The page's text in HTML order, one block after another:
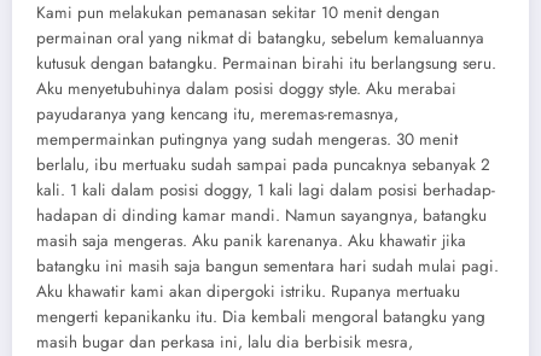
Kami pun melakukan pemanasan sekitar 10 menit dengan
permainan oral yang nikmat di batangku, sebelum kemaluannya
kutusuk dengan batangku. Permainan birahi itu berlangsung seru.
Aku menyetubuhinya dalam posisi doggy style. Aku merabai
payudaranya yang kencang itu, meremas-remasnya,
mempermainkan putingnya yang sudah mengeras. 30 menit
berlalu, ibu mertuaku sudah sampai pada puncaknya sebanyak 2
kali. 1 kali dalam posisi doggy, 1 kali lagi dalam posisi berhadap-
hadapan di dinding kamar mandi. Namun sayangnya, batangku
masih saja mengeras. Aku panik karenanya. Aku khawatir jika
batangku ini masih saja bangun sementara hari sudah mulai pagi.
Aku khawatir kami akan dipergoki istriku. Rupanya mertuaku
mengerti kepanikanku itu. Dia kembali mengoral batangku yang
masih bugar dan perkasa ini, lalu dia berbisik mesra,